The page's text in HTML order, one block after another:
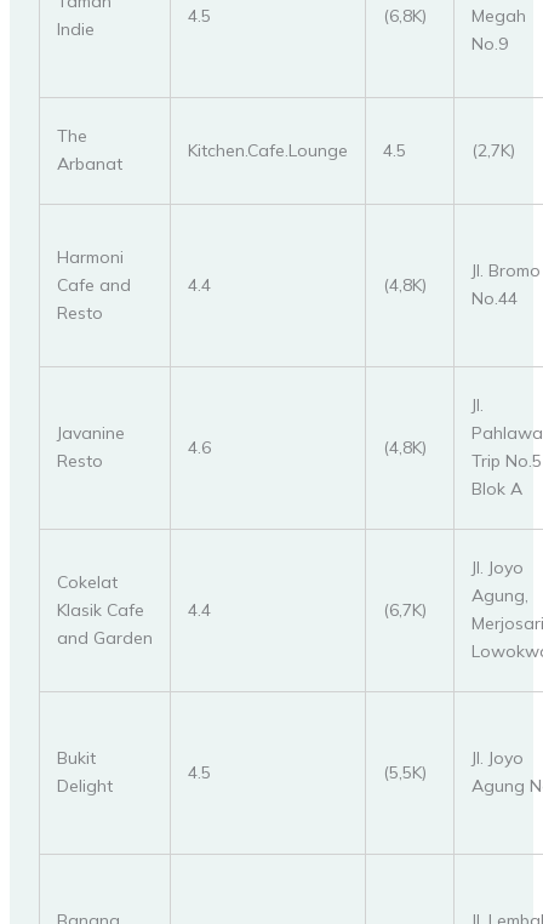
Indie
4.5 (6,8K)
Megah
No.9
The
Arbanat
Kitchen.Cafe.Lounge 4.5 (2,7K)
Harmoni
Cafe and
Resto
4.4 (4,8K)
Jl. Bromo
No.44
Javanine
Resto
4.6 (4,8K)
Jl.
Trip No.5
Blok A
Cokelat
Klasik Cafe
and Garden
4.4 (6,7K)
Jl. Joyo
Agung,
Bukit
Delight
4.5 (5,5K)
Jl. Joyo
Agung